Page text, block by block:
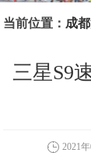
当前位置： 成
三星S9
2021